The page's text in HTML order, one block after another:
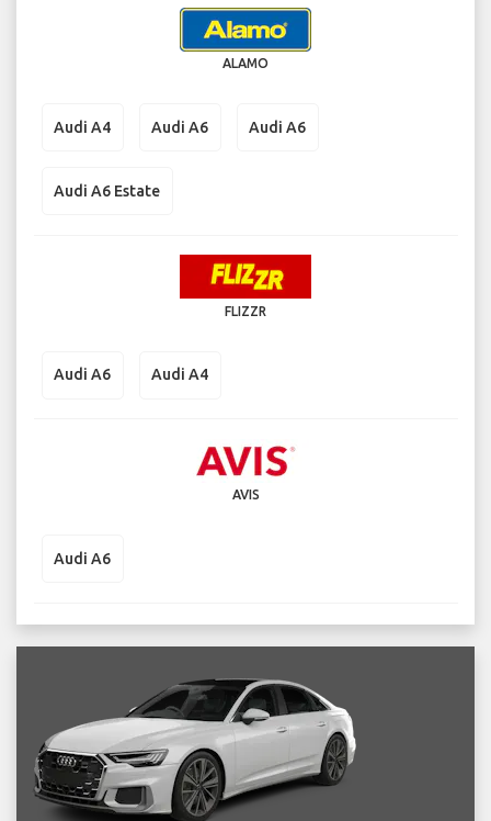
ALAMO
Audi A4 Audi A6 Audi A6
Audi A6 Estate
FLIZZR
Audi A6 Audi A4
AVIS
Audi A6